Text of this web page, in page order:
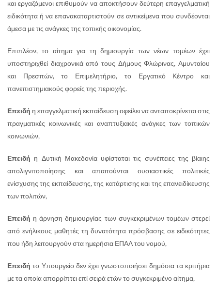
και εργαζόμενοι επιθυμούν να αποκτήσουν δεύτερη επαγγελματική
ειδικότητα ή να επανακαταρτιστούν σε αντικείμενα που συνδέονται
άμεσα με τις ανάγκες της τοπικής οικονομίας.
Επιπλέον, το αίτημα για τη δημιουργία των νέων τομέων έχει
υποστηριχθεί διαχρονικά από τους Δήμους Φλώρινας, Αμυνταίου
και Πρεσπών, το Επιμελητήριο, το Εργατικό Κέντρο και
πανεπιστημιακούς φορείς της περιοχής.
Επειδή η επαγγελματική εκπαίδευση οφείλει να ανταποκρίνεται στις
πραγματικές κοινωνικές και αναπτυξιακές ανάγκες των τοπικών
κοινωνιών,
Επειδήη Δυτική Μακεδονία υφίσταται τις συνέπειες της βίαιης
απολιγνιτοποίησης και απαιτούνται ουσιαστικές πολιτικές
ενίσχυσης της εκπαίδευσης, της κατάρτισης και της επανειδίκευσης
των πολιτών,
Επειδή η άρνηση δημιουργίας των συγκεκριμένων τομέων στερεί
από ενήλικους μαθητές τη δυνατότητα πρόσβασης σε ειδικότητες
που ήδη λειτουργούν στα ημερήσια ΕΠΑΛ του νομού,
Επειδή το Υπουργείο δεν έχει γνωστοποιήσει δημόσια τα κριτήρια
με τα οποία απορρίπτει επί σειρά ετών το συγκεκριμένο αίτημα,